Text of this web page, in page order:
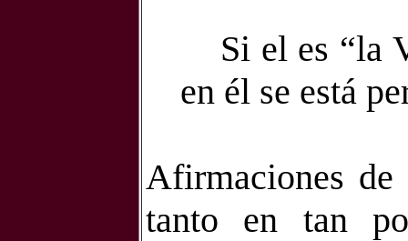
Si el es “la
en él se está
Afirmaciones de
tanto en tan